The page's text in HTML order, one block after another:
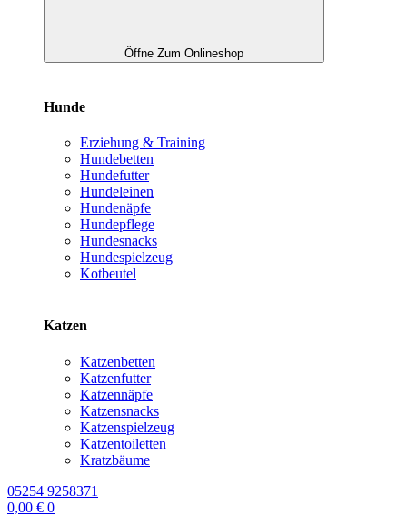
Öffne Zum Onlineshop
Hunde
Erziehung & Training
Hundebetten
Hundefutter
Hundeleinen
Hundenäpfe
Hundepflege
Hundesnacks
Hundespielzeug
Kotbeutel
Katzen
Katzenbetten
Katzenfutter
Katzennäpfe
Katzensnacks
Katzenspielzeug
Katzentoiletten
Kratzbäume
05254 9258371
0,00 € 0